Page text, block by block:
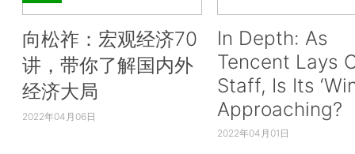
向松祚：宏观经济70
讲，带你了解国内外
经济大局
2022年04月06日
In Depth: As
Tencent Lays
Staff, Is Its
Approaching?
2022年04月01日